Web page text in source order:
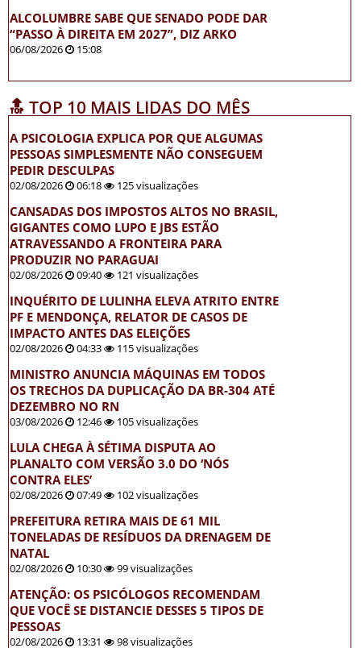
ALCOLUMBRE SABE QUE SENADO PODE DAR
“PASSO À DIREITA EM 2027”, DIZ ARKO
06/08/2026 15:08
🔝 TOP 10 MAIS LIDAS DO MÊS
A PSICOLOGIA EXPLICA POR QUE ALGUMAS
PESSOAS SIMPLESMENTE NÃO CONSEGUEM
PEDIR DESCULPAS
02/08/2026 06:18 125 visualizações
CANSADAS DOS IMPOSTOS ALTOS NO BRASIL,
GIGANTES COMO LUPO E JBS ESTÃO
ATRAVESSANDO A FRONTEIRA PARA
PRODUZIR NO PARAGUAI
02/08/2026 09:40 121 visualizações
INQUÉRITO DE LULINHA ELEVA ATRITO ENTRE
PF E MENDONÇA, RELATOR DE CASOS DE
IMPACTO ANTES DAS ELEIÇÕES
02/08/2026 04:33 115 visualizações
MINISTRO ANUNCIA MÁQUINAS EM TODOS
OS TRECHOS DA DUPLICAÇÃO DA BR-304 ATÉ
DEZEMBRO NO RN
03/08/2026 12:46 105 visualizações
LULA CHEGA À SÉTIMA DISPUTA AO
PLANALTO COM VERSÃO 3.0 DO ‘NÓS
CONTRA ELES’
02/08/2026 07:49 102 visualizações
PREFEITURA RETIRA MAIS DE 61 MIL
TONELADAS DE RESÍDUOS DA DRENAGEM DE
NATAL
02/08/2026 10:30 99 visualizações
ATENÇÃO: OS PSICÓLOGOS RECOMENDAM
QUE VOCÊ SE DISTANCIE DESSES 5 TIPOS DE
PESSOAS
02/08/2026 13:31 98 visualizações